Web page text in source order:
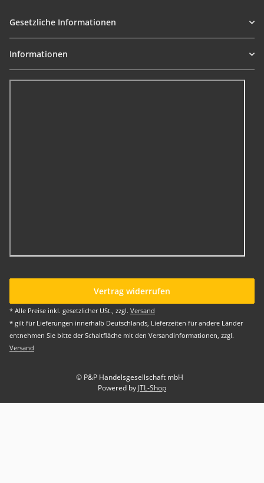
Gesetzliche Informationen
Informationen
Vertrag widerrufen
* Alle Preise inkl. gesetzlicher USt., zzgl. Versand
* gilt für Lieferungen innerhalb Deutschlands, Lieferzeiten für andere Länder
entnehmen Sie bitte der Schaltfläche mit den Versandinformationen, zzgl.
Versand
© P&P Handelsgesellschaft mbH
Powered by JTL-Shop